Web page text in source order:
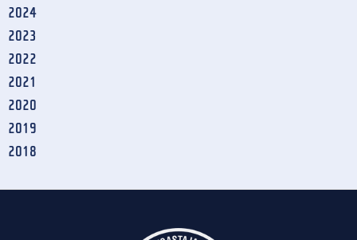
2024
2023
2022
2021
2020
2019
2018